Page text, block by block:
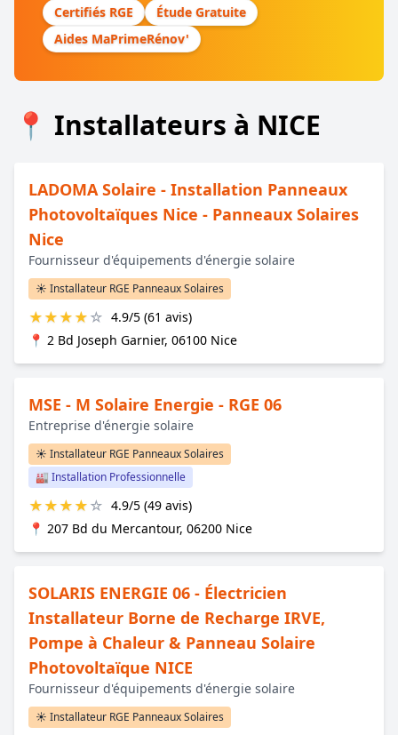
Certifiés RGE
Étude Gratuite
Aides MaPrimeRénov'
📍 Installateurs à NICE
LADOMA Solaire - Installation Panneaux
Photovoltaïques Nice - Panneaux Solaires
Nice
Fournisseur d'équipements d'énergie solaire
☀️ Installateur RGE Panneaux Solaires
★★★★☆ 4.9/5 (61 avis)
📍 2 Bd Joseph Garnier, 06100 Nice
MSE - M Solaire Energie - RGE 06
Entreprise d'énergie solaire
☀️ Installateur RGE Panneaux Solaires
🏭 Installation Professionnelle
★★★★☆ 4.9/5 (49 avis)
📍 207 Bd du Mercantour, 06200 Nice
SOLARIS ENERGIE 06 - Électricien
Installateur Borne de Recharge IRVE,
Pompe à Chaleur & Panneau Solaire
Photovoltaïque NICE
Fournisseur d'équipements d'énergie solaire
☀️ Installateur RGE Panneaux Solaires